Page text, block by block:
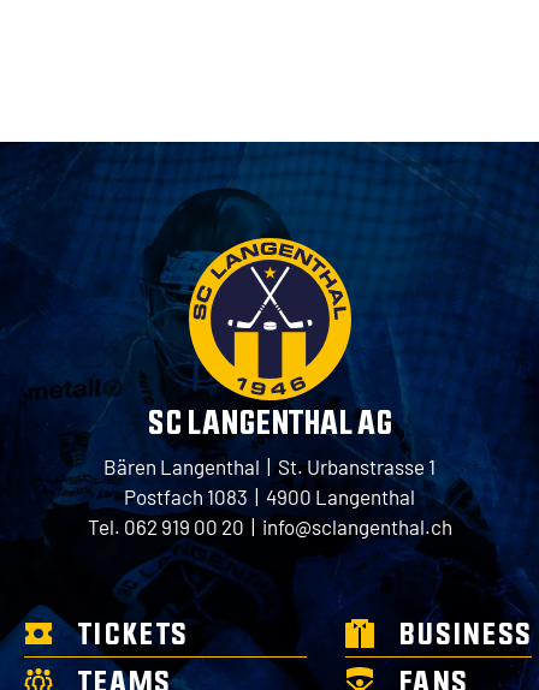
SC LANGENTHAL AG
Bären Langenthal | St. Urbanstrasse 1
Postfach 1083 | 4900 Langenthal
Tel. 062 919 00 20 |info@sclangenthal.ch
TICKETS
TEAMS
BUSINESS
FANS